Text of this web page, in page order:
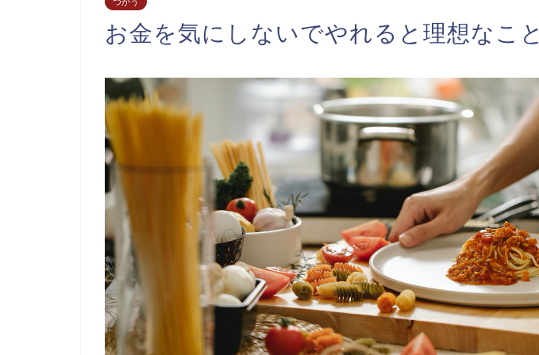
お金を気にしないでやれると理想なこと